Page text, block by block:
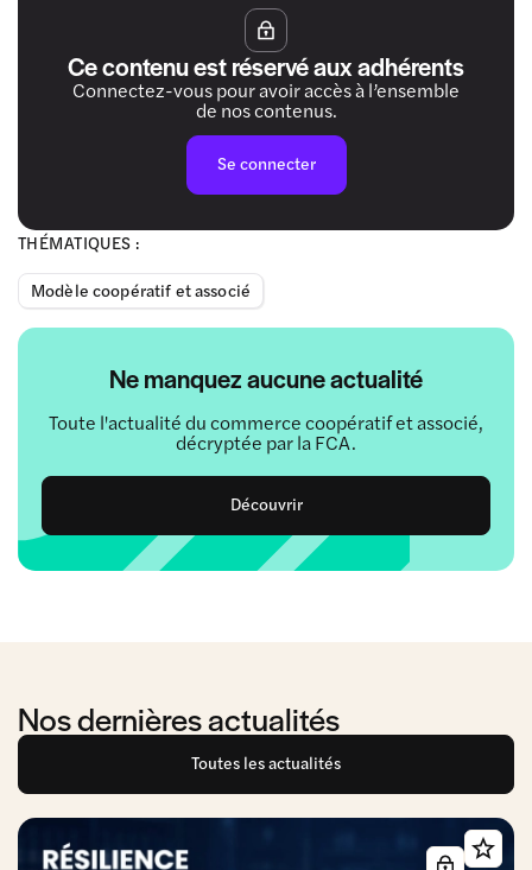
THÉMATIQUES :
Modèle coopératif et associé
Ne manquez aucune actualité
Toute l'actualité du commerce coopératif et associé,
décryptée par la FCA.
Découvrir
Ce contenu est réservé aux adhérents
Connectez-vous pour avoir accès à l’ensemble
de nos contenus.
Se connecter
Nos dernières actualités
Toutes les actualités